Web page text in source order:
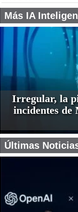
Más IA
Irregular, la
incidentes de
Últimas